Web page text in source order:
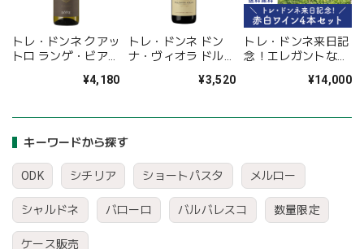
キーワードから探す
ODK シチリア ショートパスタ メルロー
シャルドネ バローロ バルバレスコ 数量限定
ケース販売
トレ・ドンネ クアッ
トロ ランゲ・ビアン
¥4,180
トレ・ドンネ ドン
ナ・ヴィオラ ドルチ
¥3,520
トレ・ドンネ来日記
念！エレガントな味
ックスワイン4本セ
料無料〉(B704116)
¥14,000